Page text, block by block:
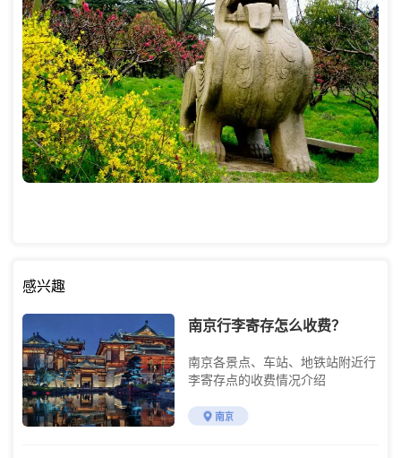
感兴趣
南京行李寄存怎么收费？
南京各景点、车站、地铁站附近行
李寄存点的收费情况介绍
南京